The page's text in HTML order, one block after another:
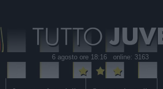
6 agosto ore 18:16 online: 3163